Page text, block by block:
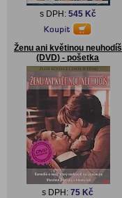
s DPH: 545 Kč
Ženu ani květinou neuhodíš
(DVD) - pošetka
s DPH:75 Kč